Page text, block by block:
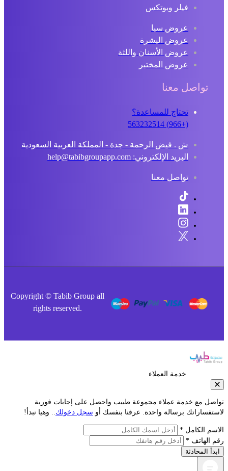
فيلر وبوتكس
عروض سبا
عروض البشرة
عروض الأسنان واللثة
عروض المختبر
تواصل معنا
تحتاج للمساعدة؟
ش . فيض الرحمة - جدة - المملكة العربية السعودية
البريد الإلكتروني: help@tabibgroupapp.com
تواصل معنا
Copyright © Tabib Group all
rights reserved.
خدمة العملاء
مع خدمة عملاء مجموعة طبيب واحصل على إجابات فورية
برسالة واحدة. عرفنا بنفسك أوسجل دخولك.. وهيا نبدأ!
الكامل *
الهاتف *
المحادثة